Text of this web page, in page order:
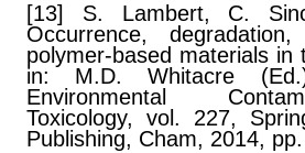
[13] S. Lambert, C.
Occurrence,
polymer-based materials in
in: M.D. Whitacre
Environmental
Toxicology, vol. 227,
Publishing, Cham, 2014,